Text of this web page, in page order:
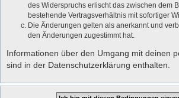
des Widerspruchs erlischt das zwischen dem
bestehende Vertragsverhältnis mit sofortiger
Die Änderungen gelten als anerkannt und
den Änderungen zugestimmt hat.
Informationen über den Umgang mit deinen
sind in der Datenschutzerklärung enthalten.